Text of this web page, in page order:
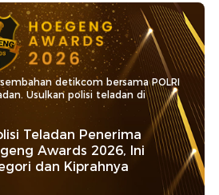
detikcom bersama POLRI
Usulkan polisi teladan di
Teladan Penerima
Awards 2026, Ini
dan Kiprahnya